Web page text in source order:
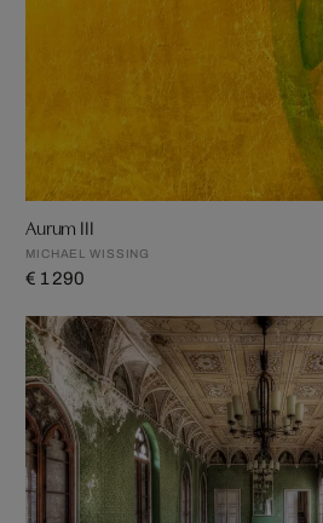
Aurum III
MICHAEL WISSING
€ 1 290